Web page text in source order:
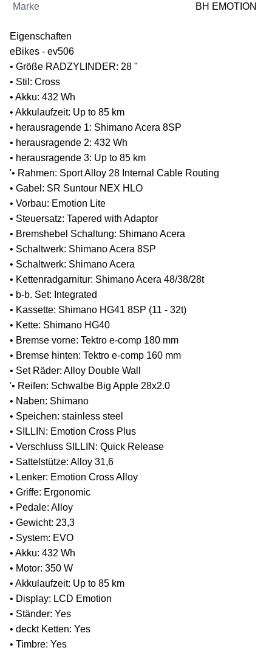
Marke
BH EMOTION
Eigenschaften
eBikes - ev506
• Größe RADZYLINDER: 28 "
• Stil: Cross
• Akku: 432 Wh
• Akkulaufzeit: Up to 85 km
• herausragende 1: Shimano Acera 8SP
• herausragende 2: 432 Wh
• herausragende 3: Up to 85 km
'• Rahmen: Sport Alloy 28 Internal Cable Routing
• Gabel: SR Suntour NEX HLO
• Vorbau: Emotion Lite
• Steuersatz: Tapered with Adaptor
• Bremshebel Schaltung: Shimano Acera
• Schaltwerk: Shimano Acera 8SP
• Schaltwerk: Shimano Acera
• Kettenradgarnitur: Shimano Acera 48/38/28t
• b-b. Set: Integrated
• Kassette: Shimano HG41 8SP (11 - 32t)
• Kette: Shimano HG40
• Bremse vorne: Tektro e-comp 180 mm
• Bremse hinten: Tektro e-comp 160 mm
• Set Räder: Alloy Double Wall
'• Reifen: Schwalbe Big Apple 28x2.0
• Naben: Shimano
• Speichen: stainless steel
• SILLIN: Emotion Cross Plus
• Verschluss SILLIN: Quick Release
• Sattelstütze: Alloy 31,6
• Lenker: Emotion Cross Alloy
• Griffe: Ergonomic
• Pedale: Alloy
• Gewicht: 23,3
• System: EVO
• Akku: 432 Wh
• Motor: 350 W
• Akkulaufzeit: Up to 85 km
• Display: LCD Emotion
• Ständer: Yes
• deckt Ketten: Yes
• Timbre: Yes